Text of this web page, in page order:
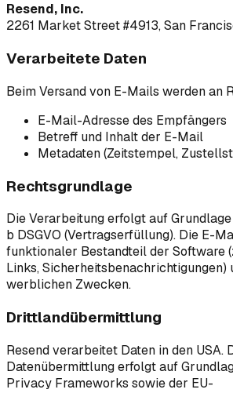
Resend, Inc.
2261 Market Street #4913, San
Verarbeitete Daten
Beim Versand von E-Mails werden an
E-Mail-Adresse des Empfängers
Betreff und Inhalt der E-Mail
Metadaten (Zeitstempel,
Rechtsgrundlage
Die Verarbeitung erfolgt auf
b DSGVO (Vertragserfüllung). Die E-
funktionaler Bestandteil der Software
Links, Sicherheitsbenachrichtigungen)
werblichen Zwecken.
Drittlandübermittlung
Resend verarbeitet Daten in den USA.
Datenübermittlung erfolgt auf
Privacy Frameworks sowie der EU-